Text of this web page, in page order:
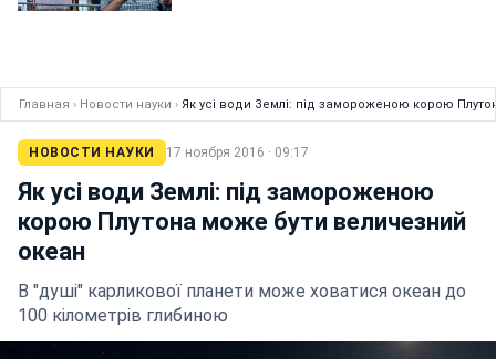
Главная › Новости науки › Як усі води Землі: під замороженою корою
НОВОСТИ НАУКИ 17 ноября 2016 · 09:17
Як усі води Землі: під замороженою
корою Плутона може бути величезний
океан
В "душі" карликової планети може ховатися океан до
100 кілометрів глибиною